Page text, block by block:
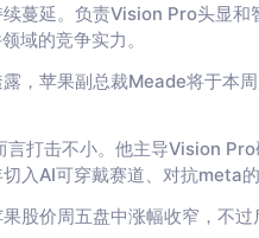
蔓延。负责Vision Pro头显
域的竞争实力。
，苹果副总裁Meade将于本
言打击不小。他主导Vision
入AI可穿戴赛道、对抗meta的
股价周五盘中涨幅收窄，不过